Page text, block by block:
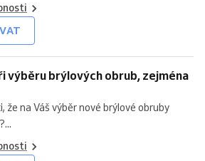
výběru brýlových obrub, zejména
že na Váš výběr nové brýlové obruby